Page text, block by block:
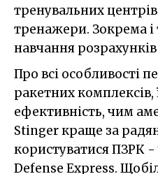
тренувальних центрів
тренажери. Зокрема
навчання
Про всі особливості
ракетних комплексів,
ефективність, чим
Stinger краще за
користуватися ПЗРК -
Defense Express.